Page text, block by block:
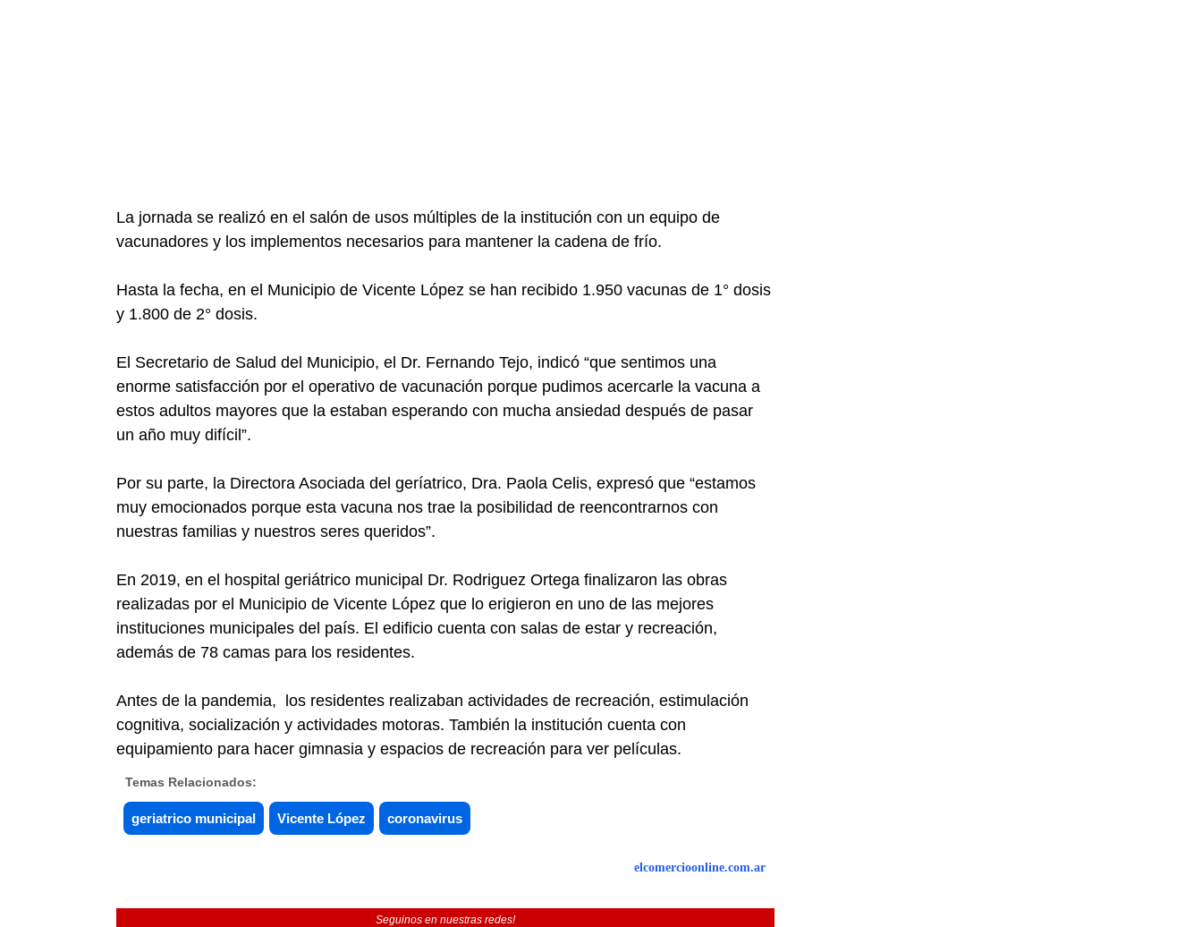
La jornada se realizó en el salón de usos múltiples de la institución con un equipo de
vacunadores y los implementos necesarios para mantener la cadena de frío.
Hasta la fecha, en el Municipio de Vicente López se han recibido 1.950 vacunas de 1° dosis
y 1.800 de 2° dosis.
El Secretario de Salud del Municipio, el Dr. Fernando Tejo, indicó “que sentimos una
enorme satisfacción por el operativo de vacunación porque pudimos acercarle la vacuna a
estos adultos mayores que la estaban esperando con mucha ansiedad después de pasar
un año muy difícil”.
Por su parte, la Directora Asociada del geríatrico, Dra. Paola Celis, expresó que “estamos
muy emocionados porque esta vacuna nos trae la posibilidad de reencontrarnos con
nuestras familias y nuestros seres queridos”.
En 2019, en el hospital geriátrico municipal Dr. Rodriguez Ortega finalizaron las obras
realizadas por el Municipio de Vicente López que lo erigieron en uno de las mejores
instituciones municipales del país. El edificio cuenta con salas de estar y recreación,
además de 78 camas para los residentes.
Antes de la pandemia, los residentes realizaban actividades de recreación, estimulación
cognitiva, socialización y actividades motoras. También la institución cuenta con
equipamiento para hacer gimnasia y espacios de recreación para ver películas.
Temas Relacionados:
geriatrico municipal Vicente López coronavirus
elcomercioonline.com.ar
Seguinos en nuestras redes!